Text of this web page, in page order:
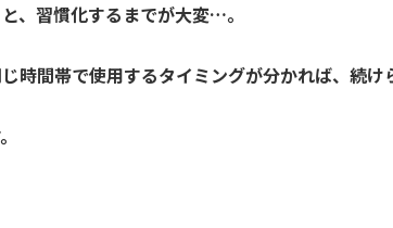
、 習慣化するまでが大変…。
時間帯で使用するタイミングが分かれば、続け